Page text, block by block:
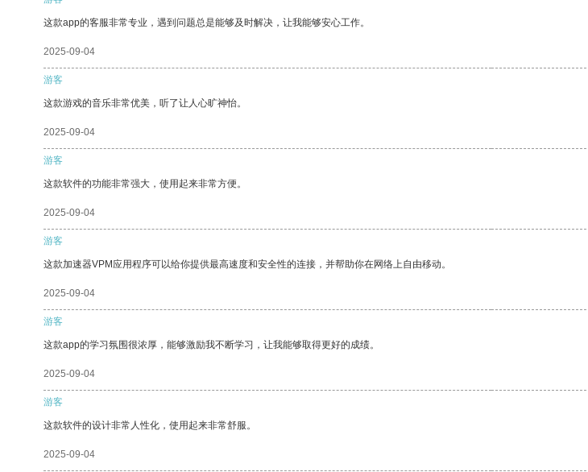
这款app的客服非常专业，遇到问题总是能够及时解决，让我能够安心工作。
2025-09-04
游客
这款游戏的音乐非常优美，听了让人心旷神怡。
2025-09-04
游客
这款软件的功能非常强大，使用起来非常方便。
2025-09-04
游客
这款加速器VPM应用程序可以给你提供最高速度和安全性的连接，并帮助你在网络上自由移动。
2025-09-04
游客
这款app的学习氛围很浓厚，能够激励我不断学习，让我能够取得更好的成绩。
2025-09-04
游客
这款软件的设计非常人性化，使用起来非常舒服。
2025-09-04